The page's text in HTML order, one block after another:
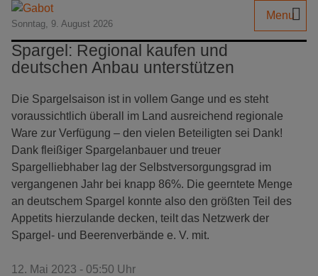
Sonntag, 9. August 2026
Menu
Spargel: Regional kaufen und
deutschen Anbau unterstützen
Die Spargelsaison ist in vollem Gange und es steht
voraussichtlich überall im Land ausreichend regionale
Ware zur Verfügung – den vielen Beteiligten sei Dank!
Dank fleißiger Spargelanbauer und treuer
Spargelliebhaber lag der Selbstversorgungsgrad im
vergangenen Jahr bei knapp 86%. Die geerntete Menge
an deutschem Spargel konnte also den größten Teil des
Appetits hierzulande decken, teilt das Netzwerk der
Spargel- und Beerenverbände e. V. mit.
12. Mai 2023 - 05:50 Uhr